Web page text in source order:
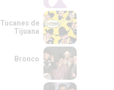
Tucanes de
Tijuana
Bronco